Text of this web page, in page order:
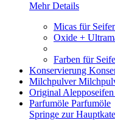
Mehr Details
Micas für
Oxide +
Farben für
Konservierung
Milchpulver
Original Alepposeifen
Parfumöle Parfumöle
Springe zur